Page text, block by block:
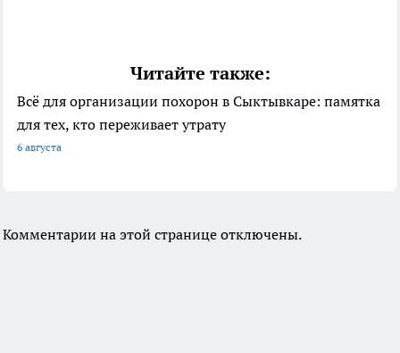
Читайте также:
Всё для организации похорон в Сыктывкаре: памятка
для тех, кто переживает утрату
6 августа
Комментарии на этой странице отключены.